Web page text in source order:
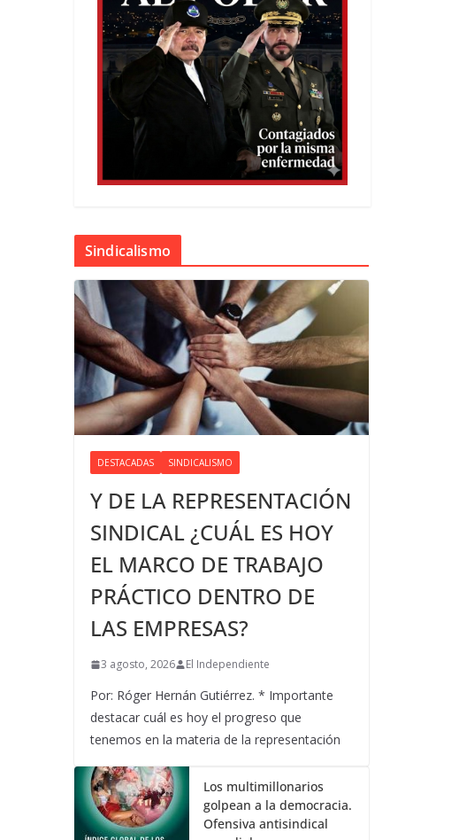
Sindicalismo
DESTACADAS SINDICALISMO
Y DE LA REPRESENTACIÓN
SINDICAL ¿CUÁL ES HOY
EL MARCO DE TRABAJO
PRÁCTICO DENTRO DE
LAS EMPRESAS?
3 agosto, 2026 El Independiente
Por: Róger Hernán Gutiérrez. * Importante
destacar cuál es hoy el progreso que
tenemos en la materia de la representación
Los multimillonarios
golpean a la democracia.
Ofensiva antisindical